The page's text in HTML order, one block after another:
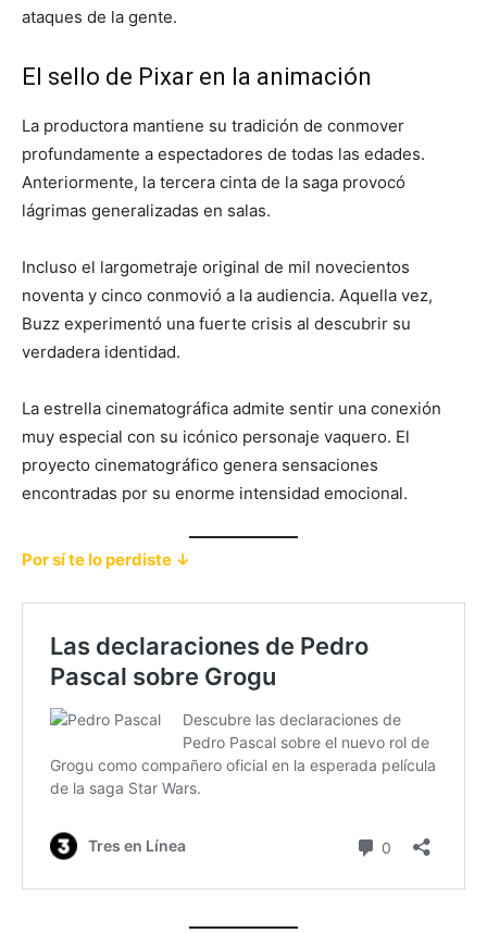
ataques de la gente.
El sello de Pixar en la animación
La productora mantiene su tradición de conmover
profundamente a espectadores de todas las edades.
Anteriormente, la tercera cinta de la saga provocó
lágrimas generalizadas en salas.
Incluso el largometraje original de mil novecientos
noventa y cinco conmovió a la audiencia. Aquella vez,
Buzz experimentó una fuerte crisis al descubrir su
verdadera identidad.
La estrella cinematográfica admite sentir una conexión
muy especial con su icónico personaje vaquero. El
proyecto cinematográfico genera sensaciones
encontradas por su enorme intensidad emocional.
Por sí te lo perdiste ↓